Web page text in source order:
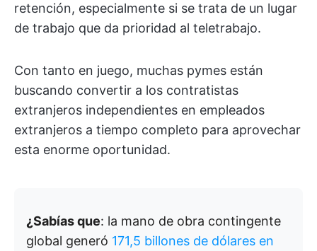
retención, especialmente si se trata de un lugar
de trabajo que da prioridad al teletrabajo.
Con tanto en juego, muchas pymes están
buscando convertir a los contratistas
extranjeros independientes en empleados
extranjeros a tiempo completo para aprovechar
esta enorme oportunidad.
¿Sabías que: la mano de obra contingente
global generó 171,5 billones de dólares en